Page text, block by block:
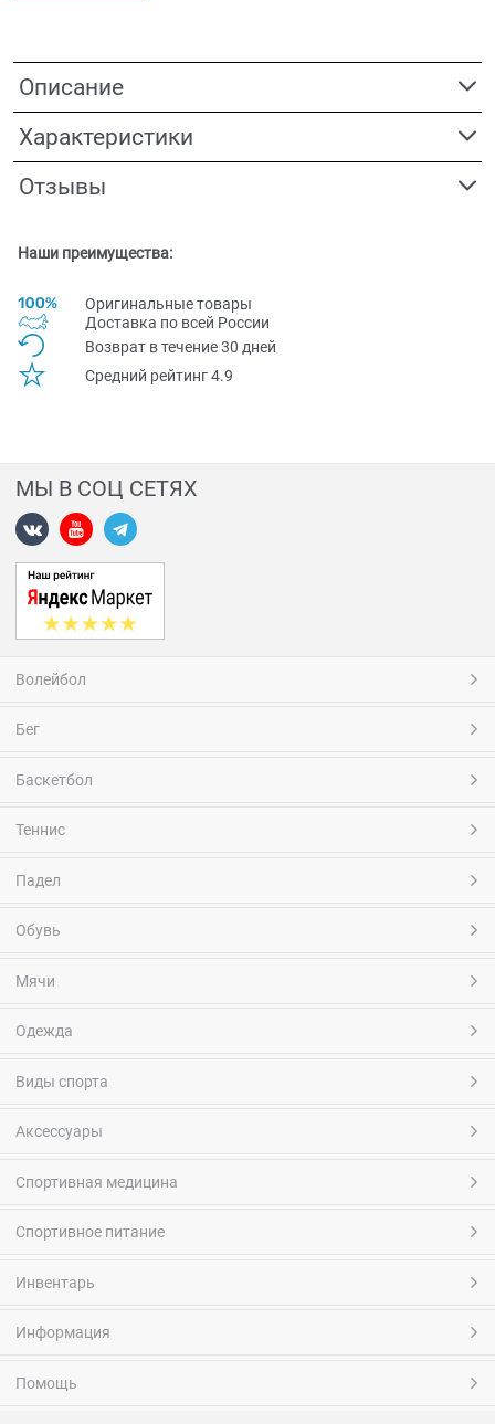
Описание
Характеристики
Отзывы
Наши преимущества:
Оригинальные товары
Доставка по всей Pоссии
Возврат в течение 30 дней
Средний рейтинг 4.9
МЫ В СОЦ СЕТЯХ
Волейбол
Бег
Баскетбол
Теннис
Падел
Обувь
Мячи
Одежда
Виды спорта
Аксессуары
Спортивная медицина
Спортивное питание
Инвентарь
Информация
Помощь